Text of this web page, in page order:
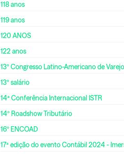
118 anos
119 anos
120 ANOS
122 anos
13º Congresso Latino-Americano de
13º salário
14ª Conferência Internacional ISTR
14º Roadshow Tributário
16º ENCOAD
17ª edição do evento Contábil 2024 -